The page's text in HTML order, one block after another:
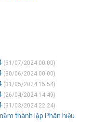
(31/07/2024 00:00)
(30/06/2024 00:00)
(31/05/2024 15:54)
(26/04/2024 14:49)
(31/03/2024 22:24)
thành lập Phân hiệu